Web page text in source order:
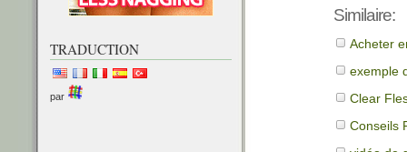
Similaire:
Acheter
exemple
Clear
Conseils
TRADUCTION
par